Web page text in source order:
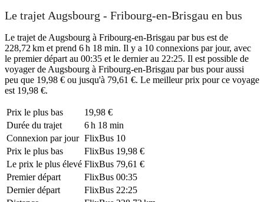
Le trajet Augsbourg - Fribourg-en-Brisgau en bus
Le trajet de Augsbourg à Fribourg-en-Brisgau par bus est de
228,72 km et prend 6 h 18 min. Il y a 10 connexions par jour, avec
le premier départ au 00:35 et le dernier au 22:25. Il est possible de
voyager de Augsbourg à Fribourg-en-Brisgau par bus pour aussi
peu que 19,98 € ou jusqu'à 79,61 €. Le meilleur prix pour ce voyage
est 19,98 €.
Prix ​​le plus bas
19,98 €
Durée du trajet
6 h 18 min
Connexion par jour FlixBus 10
Prix ​​le plus bas
FlixBus 19,98 €
Le prix le plus élevé FlixBus 79,61 €
Premier départ
FlixBus 00:35
Dernier départ
FlixBus 22:25